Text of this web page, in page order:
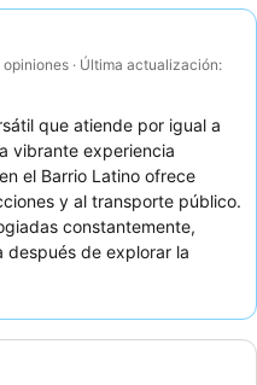
· Última actualización:
que atiende por igual a
vibrante experiencia
en el Barrio Latino ofrece
y al transporte público.
constantemente,
después de explorar la
y variado desayuno. Para